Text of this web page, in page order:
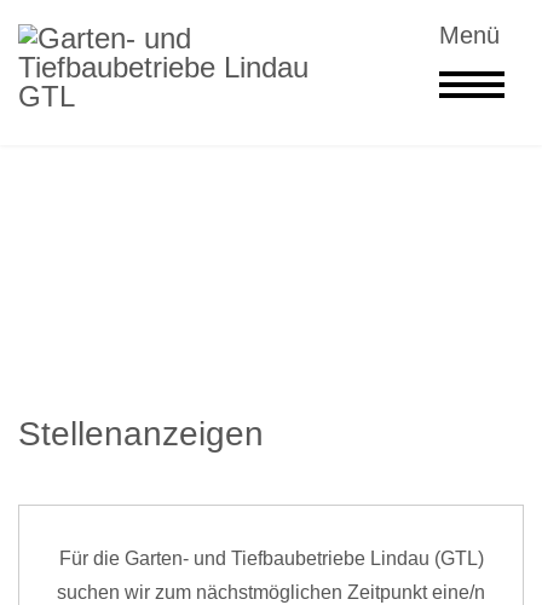
Stellenanzeigen
Für die Garten- und Tiefbaubetriebe Lindau (GTL)
suchen wir zum nächstmöglichen Zeitpunkt eine/n